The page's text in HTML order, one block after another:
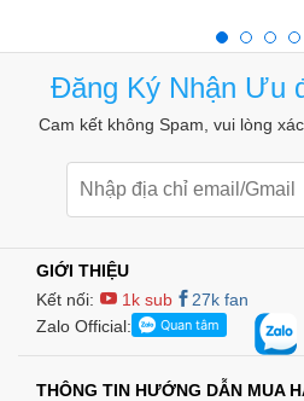
Khi không có rò
Đăng Ký Nhận Ưu
Cam kết không Spam, vui lòng
GIỚI THIỆU
Kết nối:
1k sub
27k fan
Zalo Official:
THÔNG TIN HƯỚNG DẪN MUA